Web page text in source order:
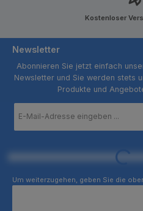
Kostenloser
Newsletter
Abonnieren Sie jetzt einfach
Newsletter und Sie werden stets
Produkte und
Mail-
Loading...
Um weiterzugehen, geben Sie die